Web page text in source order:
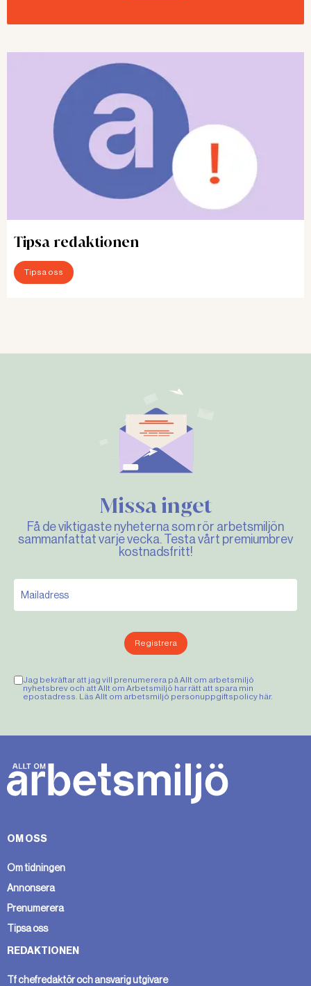
Tipsa redaktionen
Tipsa oss
Missa inget
Få de viktigaste nyheterna som rör arbetsmiljön
sammanfattat varje vecka. Testa vårt premiumbrev
kostnadsfritt!
Registrera
Jag bekräftar att jag vill prenumerera på Allt om arbetsmiljö
nyhetsbrev och att Allt om Arbetsmiljö har rätt att spara min
epostadress. Läs Allt om arbetsmiljö personuppgiftspolicy här.
OM OSS
Om tidningen
Annonsera
Prenumerera
Tipsa oss
REDAKTIONEN
Tf chefredaktör och ansvarig utgivare